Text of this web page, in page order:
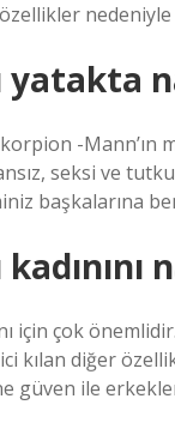
özellikler
-Mann’ın
seksi ve
başkalarına
için çok
kılan diğer
güven ile